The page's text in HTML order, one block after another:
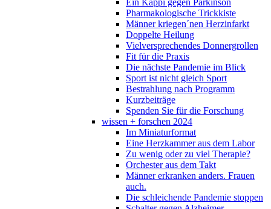
Ein Käppi gegen Parkinson
Pharmakologische Trickkiste
Männer kriegen´nen Herzinfarkt
Doppelte Heilung
Vielversprechendes Donnergrollen
Fit für die Praxis
Die nächste Pandemie im Blick
Sport ist nicht gleich Sport
Bestrahlung nach Programm
Kurzbeiträge
Spenden Sie für die Forschung
wissen + forschen 2024
Im Miniaturformat
Eine Herzkammer aus dem Labor
Zu wenig oder zu viel Therapie?
Orchester aus dem Takt
Männer erkranken anders. Frauen
auch.
Die schleichende Pandemie stoppen